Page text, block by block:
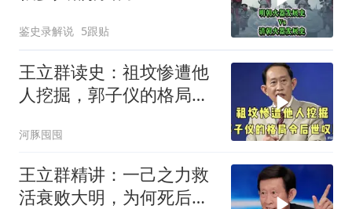
鉴史录解说 5跟贴
王立群读史：祖坟惨遭他
人挖掘，郭子仪的格局令
河豚囤囤
王立群精讲：一己之力救
活衰败大明，为何死后落